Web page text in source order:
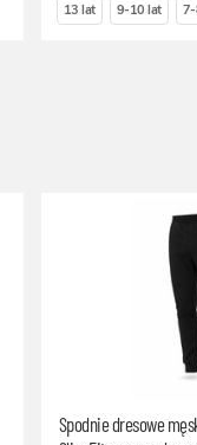
13 lat 9-10 lat
Spodnie dresowe